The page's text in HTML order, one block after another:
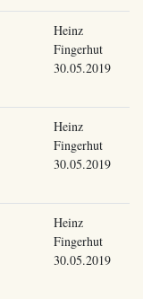
Heinz
Fingerhut
30.05.2019
Heinz
Fingerhut
30.05.2019
Heinz
Fingerhut
30.05.2019